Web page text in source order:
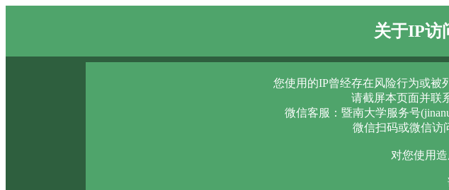
关于IP访
您使用的IP曾经存在风险行为或被
请截屏本页面并联
微信客服：暨南大学服务号
微信扫码或微信访
对您使用